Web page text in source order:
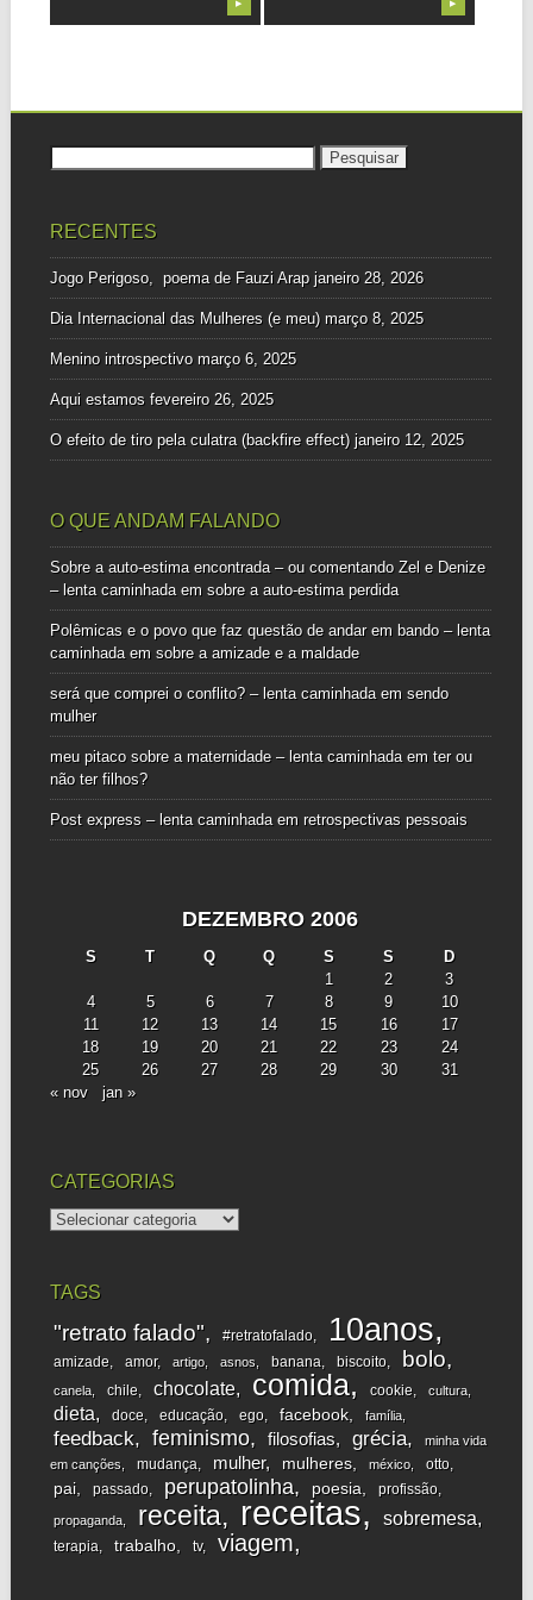
▶ ▶
RECENTES
Jogo Perigoso, poema de Fauzi Arap janeiro 28, 2026
Dia Internacional das Mulheres (e meu) março 8, 2025
Menino introspectivo março 6, 2025
Aqui estamos fevereiro 26, 2025
O efeito de tiro pela culatra (backfire effect) janeiro 12, 2025
O QUE ANDAM FALANDO
Sobre a auto-estima encontrada – ou comentando Zel e Denize
– lenta caminhadaem sobre a auto-estima perdida
Polêmicas e o povo que faz questão de andar em bando – lenta
caminhadaem sobre a amizade e a maldade
será que comprei o conflito? – lenta caminhadaem sendo
mulher
meu pitaco sobre a maternidade – lenta caminhadaem ter ou
não ter filhos?
Post express – lenta caminhadaem retrospectivas pessoais
DEZEMBRO 2006
S T Q Q S S
D
1
2
3
4
5 6 7 8 9
10
11
12 13 14 15 16
17
18
19 20 21 22 23
24
25
26 27 28 29 30
31
« nov
jan »
CATEGORIAS
categorias
TAGS
"retrato falado" #retratofalado 10anos
amizade amor artigo asnos banana biscoito bolo
canela chile chocolate comida cookie cultura
dieta doce educação ego facebook família
feedback feminismo filosofias grécia
minha vida
em canções
mudança mulher mulheres méxico otto
pai passado perupatolinha poesia profissão
propaganda receita receitas sobremesa
terapia trabalho tv viagem